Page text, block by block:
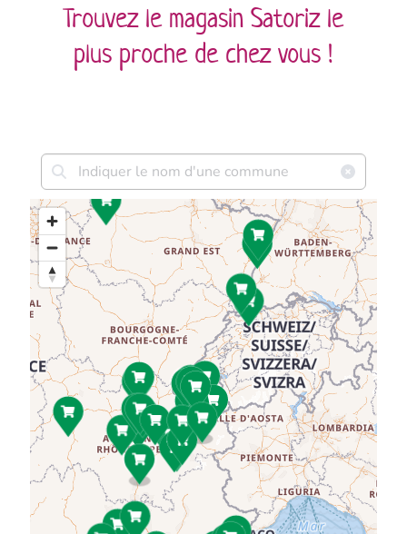
Trouvez le magasin Satoriz le
plus proche de chez vous !
Satoriz Blotzheim
2 allée du Casino
68730 Blotzheim
Tél:03 89 68 21 31
Ouvert aujourd'hui de 08h30 à 19h30
+ d'infos Click & collect
Satoriz La Ravoire
375 rue Pierre & Marie Curie
73490 La Ravoire
04 79 84 64 39
Ouvert aujourd'hui de 8h30 à 19h30
+ d'infos Click & collect